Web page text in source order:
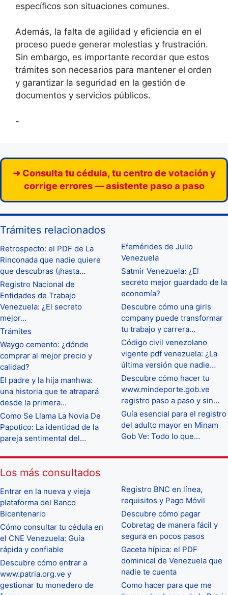
específicos son situaciones comunes.
Además, la falta de agilidad y eficiencia en el
proceso puede generar molestias y frustración.
Sin embargo, es importante recordar que estos
trámites son necesarios para mantener el orden
y garantizar la seguridad en la gestión de
documentos y servicios públicos.
-
➜ Consulta tu cédula, tu centro de votación y
corrige errores — asistente paso a paso
Trámites relacionados
Retrospecto: el PDF de La
Rinconada que nadie quiere
que descubras (¡hasta…
Registro Nacional de
Entidades de Trabajo
Venezuela: ¿El secreto
mejor…
Trámites
Waygo cemento: ¿dónde
comprar al mejor precio y
calidad?
El padre y la hija manhwa:
una historia que te atrapará
desde la primera…
Como Se Llama La Novia De
Papotico: La identidad de la
pareja sentimental del…
Efemérides de Julio
Venezuela
Satmir Venezuela: ¿El
secreto mejor guardado de la
economía?
Descubre cómo una girls
company puede transformar
tu trabajo y carrera…
Código civil venezolano
vigente pdf venezuela: ¿La
última versión que nadie…
Descubre cómo hacer tu
www.mindeporte.gob.ve
registro paso a paso y sin…
Guía esencial para el registro
del adulto mayor en Minam
Gob Ve: Todo lo que…
Los más consultados
Entrar en la nueva y vieja
plataforma del Banco
Bicentenario
Cómo consultar tu cédula en
el CNE Venezuela: Guía
rápida y confiable
Descubre cómo entrar a
www.patria.org.ve y
gestionar tu monedero de
Registro BNC en línea,
requisitos y Pago Móvil
Descubre cómo pagar
Cobretag de manera fácil y
segura en pocos pasos
Gaceta hípica: el PDF
dominical de Venezuela que
nadie te cuenta
Como hacer para que me